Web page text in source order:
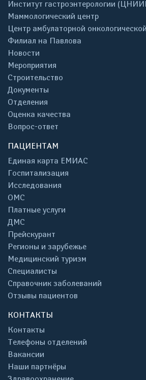
Институт гастроэнтерологии
Маммологический центр
Центр амбулаторной
Филиал на Павлова
Новости
Мероприятия
Строительство
Документы
Отделения
Оценка качества
Вопрос-ответ
ПАЦИЕНТАМ
Единая карта ЕМИАС
Госпитализация
Исследования
ОМС
Платные услуги
ДМС
Прейскурант
Регионы и зарубежье
Медицинский туризм
Специалисты
Справочник заболеваний
Отзывы пациентов
КОНТАКТЫ
Контакты
Телефоны отделений
Вакансии
Наши партнёры